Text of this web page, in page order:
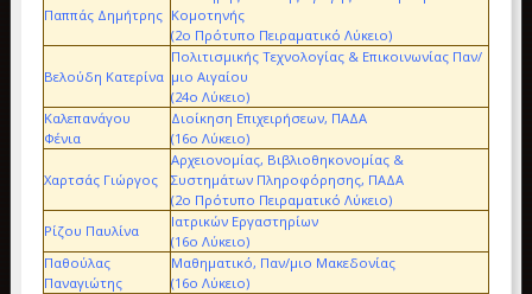
Παππάς Δημήτρης Κομοτηνής
(2ο Πρότυπο Πειραματικό Λύκειο)
Βελούδη Κατερίνα
Πολιτισμικής Τεχνολογίας & Επικοινωνίας Παν/
μιο Αιγαίου
(24ο Λύκειο)
Καλεπανάγου
Φένια
Διοίκηση Επιχειρήσεων, ΠΑΔΑ
(16ο Λύκειο)
Χαρτσάς Γιώργος
Αρχειονομίας, Βιβλιοθηκονομίας &
Συστημάτων Πληροφόρησης, ΠΑΔΑ
(2ο Πρότυπο Πειραματικό Λύκειο)
Ρίζου Παυλίνα
Ιατρικών Εργαστηρίων
(16ο Λύκειο)
Παθούλας
Παναγιώτης
Μαθηματικό, Παν/μιο Μακεδονίας
(16ο Λύκειο)